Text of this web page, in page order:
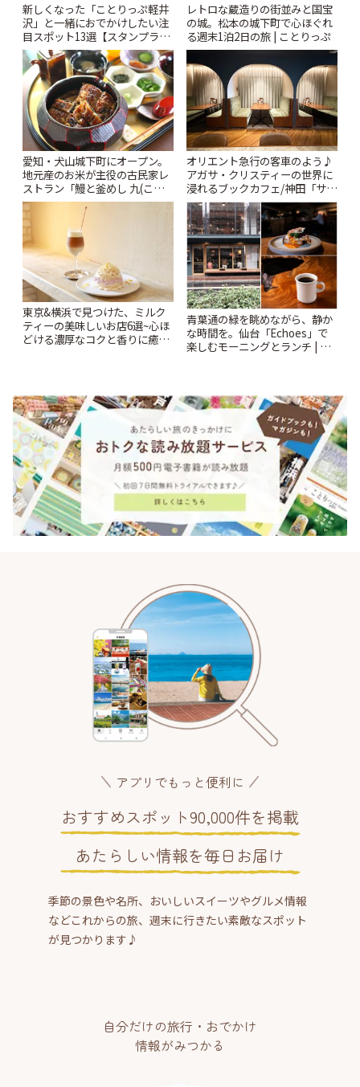
新しくなった「ことりっぷ軽井
沢」と一緒におでかけしたい注
目スポット13選【スタンプラリ
ー開催中】 | ことりっぷ
レトロな蔵造りの街並みと国宝
の城。松本の城下町で心ほぐれ
る週末1泊2日の旅 | ことりっぷ
愛知・犬山城下町にオープン。
地元産のお米が主役の古民家レ
ストラン「鰻と釜めし 九(こ
こ)」 | ことりっぷ
オリエント急行の客車のよう♪
アガサ・クリスティーの世界に
浸れるブックカフェ/神田「サロ
ンクリスティ」 | ことりっぷ
東京&横浜で見つけた、ミルク
ティーの美味しいお店6選~心ほ
どける濃厚なコクと香りに癒や
青葉通の緑を眺めながら、静か
な時間を。仙台「Echoes」で
楽しむモーニングとランチ | こ
アプリでもっと便利に
おすすめスポット90,000件を掲載
あたらしい情報を毎日お届け
季節の景色や名所、おいしいスイーツやグルメ情報
などこれからの旅、週末に行きたい素敵なスポット
が見つかります♪
自分だけの旅行・おでかけ
情報がみつかる